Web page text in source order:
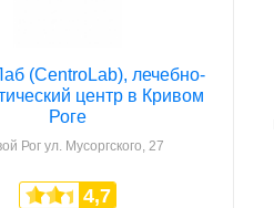
(CentroLab), лечебно-
центр в Кривом
Роге
Рог ул. Мусоргского, 27
4,7